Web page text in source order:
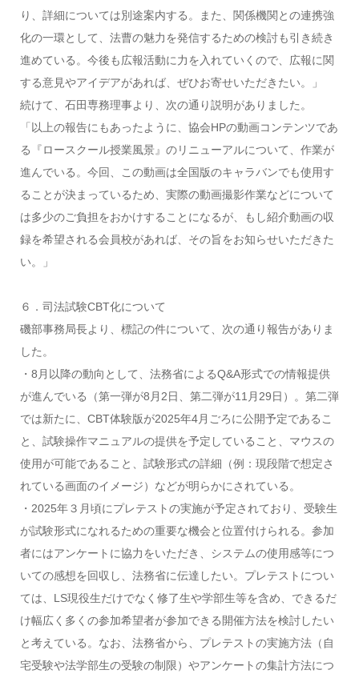
り、詳細については別途案内する。また、関係機関との連携強
化の一環として、法曹の魅力を発信するための検討も引き続き
進めている。今後も広報活動に力を入れていくので、広報に関
する意見やアイデアがあれば、ぜひお寄せいただきたい。」
続けて、石田専務理事より、次の通り説明がありました。
「以上の報告にもあったように、協会HPの動画コンテンツであ
る『ロースクール授業風景』のリニューアルについて、作業が
進んでいる。今回、この動画は全国版のキャラバンでも使用す
ることが決まっているため、実際の動画撮影作業などについて
は多少のご負担をおかけすることになるが、もし紹介動画の収
録を希望される会員校があれば、その旨をお知らせいただきた
い。」
６．司法試験CBT化について
磯部事務局長より、標記の件について、次の通り報告がありま
した。
・8月以降の動向として、法務省によるQ&A形式での情報提供
が進んでいる（第一弾が8月2日、第二弾が11月29日）。第二弾
では新たに、CBT体験版が2025年4月ごろに公開予定であるこ
と、試験操作マニュアルの提供を予定していること、マウスの
使用が可能であること、試験形式の詳細（例：現段階で想定さ
れている画面のイメージ）などが明らかにされている。
・2025年３月頃にプレテストの実施が予定されており、受験生
が試験形式になれるための重要な機会と位置付けられる。参加
者にはアンケートに協力をいただき、システムの使用感等につ
いての感想を回収し、法務省に伝達したい。プレテストについ
ては、LS現役生だけでなく修了生や学部生等を含め、できるだ
け幅広く多くの参加希望者が参加できる開催方法を検討したい
と考えている。なお、法務省から、プレテストの実施方法（自
宅受験や法学部生の受験の制限）やアンケートの集計方法につ